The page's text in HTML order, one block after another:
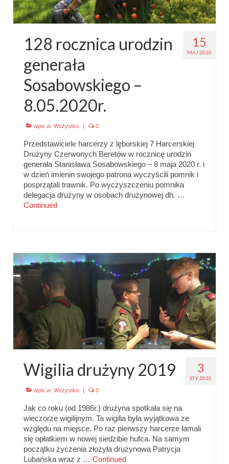
15
MAJ 2020
128 rocznica urodzin
generała
Sosabowskiego –
8.05.2020r.
wpis w: Wszystko | 0
Przedstawiciele harcerzy z lęborskiej 7 Harcerskiej
Drużyny Czerwonych Beretów w rocznicę urodzin
generała Stanisława Sosabowskiego – 8 maja 2020 r. i
w dzień imienin swojego patrona wyczyścili pomnik i
posprzątali trawnik. Po wyczyszczeniu pomnika
delegacja drużyny w osobach drużynowej dh. …
Continued
3
STY 2020
Wigilia drużyny 2019
wpis w: Wszystko | 0
Jak co roku (od 1986r.) drużyna spotkała się na
wieczorze wigilijnym. Ta wigilia była wyjątkowa ze
względu na miejsce. Po raz pierwszy harcerze łamali
się opłatkiem w nowej siedzibie hufca. Na samym
początku życzenia złożyła drużynowa Patrycja
Lubańska wraz z … Continued